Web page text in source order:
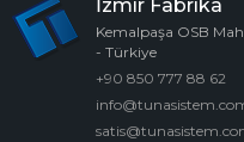
İzmir Fabrika
Kemalpaşa OSB
- Türkiye
+90 850 777 88 62